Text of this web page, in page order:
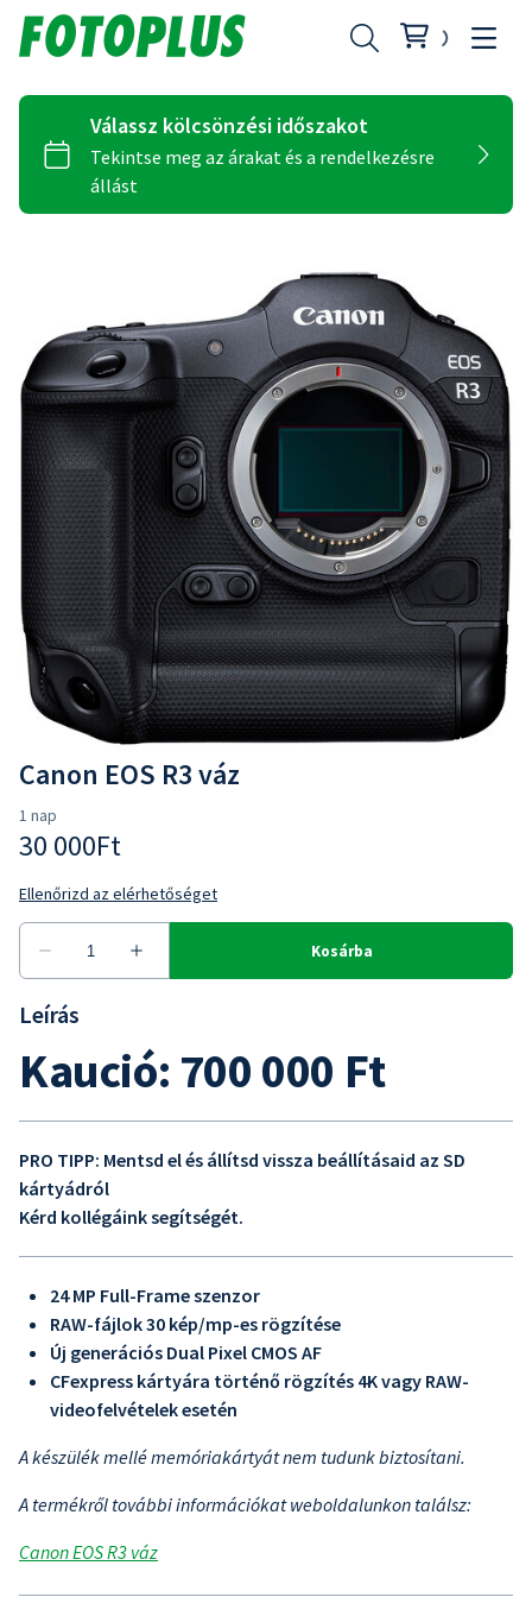
Canon EOS R3 váz
Leírás
Kaució: 700 000 Ft
PRO TIPP: Mentsd el és állítsd vissza beállításaid az SD
kártyádról
Kérd kollégáink segítségét.
24 MP Full-Frame szenzor
RAW-fájlok 30 kép/mp-es rögzítése
Új generációs Dual Pixel CMOS AF
CFexpress kártyára történő rögzítés 4K vagy RAW-
videofelvételek esetén
A készülék mellé memóriakártyát nem tudunk biztosítani.
A termékről további információkat weboldalunkon találsz:
Canon EOS R3 váz